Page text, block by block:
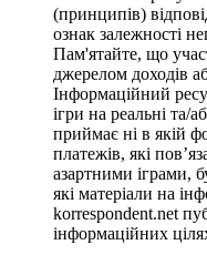
(принципів)
ознак залежності
Пам'ятайте, що
джерелом доходів
Інформаційний
ігри на реальні та/
приймає ні в якій
платежів, які
азартними іграми,
які матеріали на
korrespondent.net
інформаційних